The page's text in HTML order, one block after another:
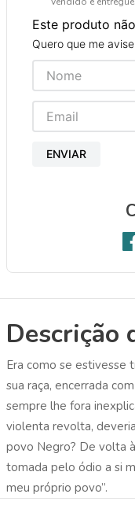
Este produto
Quero que me
ENVIAR
Descrição
Era como se estivesse
sua raça, encerrada
sempre lhe fora
violenta revolta,
povo Negro? De volta
tomada pelo ódio a si
meu próprio povo”.